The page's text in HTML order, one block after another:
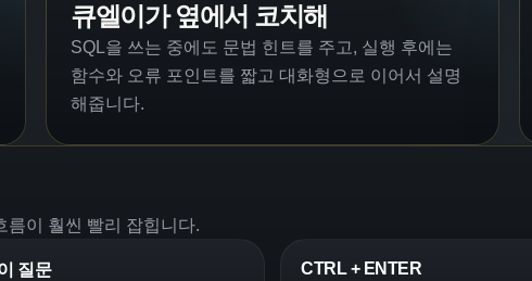
큐엘이가 옆에서 코치해
SQL을 쓰는 중에도 문법 힌트를 주고, 실행 후에는
함수와 오류 포인트를 짧고 대화형으로 이어서 설명
해줍니다.
름이 훨씬 빨리 잡힙니다.
질문
CTRL + ENTER